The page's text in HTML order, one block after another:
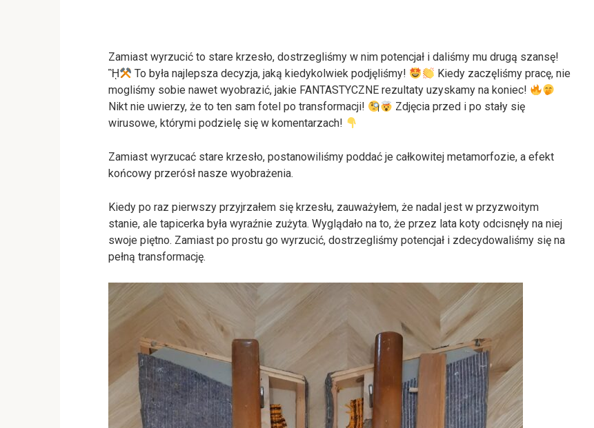
Zamiast wyrzucić to stare krzesło, dostrzegliśmy w nim potencjał i daliśmy mu drugą szansę!
ᾚ
To była najlepsza decyzja, jaką kiedykolwiek podjęliśmy!
Kiedy zaczęliśmy pracę, nie
mogliśmy sobie nawet wyobrazić, jakie FANTASTYCZNE rezultaty uzyskamy na koniec!
Nikt nie uwierzy, że to ten sam fotel po transformacji!
Zdjęcia przed i po stały się
wirusowe, którymi podzielę się w komentarzach!
Zamiast wyrzucać stare krzesło, postanowiliśmy poddać je całkowitej metamorfozie, a efekt
końcowy przerósł nasze wyobrażenia.
Kiedy po raz pierwszy przyjrzałem się krzesłu, zauważyłem, że nadal jest w przyzwoitym
stanie, ale tapicerka była wyraźnie zużyta. Wyglądało na to, że przez lata koty odcisnęły na niej
swoje piętno. Zamiast po prostu go wyrzucić, dostrzegliśmy potencjał i zdecydowaliśmy się na
pełną transformację.